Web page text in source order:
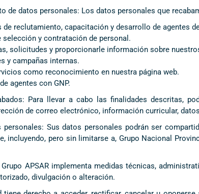
de datos personales: Los datos personales que
de reclutamiento, capacitación y desarrollo de agentes
selección y contratación de personal.
solicitudes y proporcionarle información sobre
y campañas internas.
como reconocimiento en nuestra página web.
agentes con GNP.
Para llevar a cabo las finalidades descritas,
de correo electrónico, información curricular,
personales: Sus datos personales podrán ser
incluyendo, pero sin limitarse a, Grupo Nacional
APSAR implementa medidas técnicas,
divulgación o alteración.